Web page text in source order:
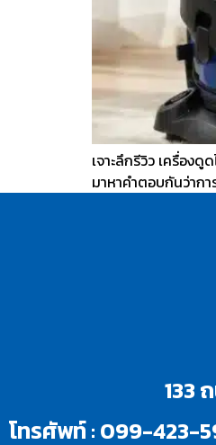
เจาะลึกรีวิว เครื่อง
มาหาคำตอบกันว่าก
133
โทรศัพท์ : 099-423-